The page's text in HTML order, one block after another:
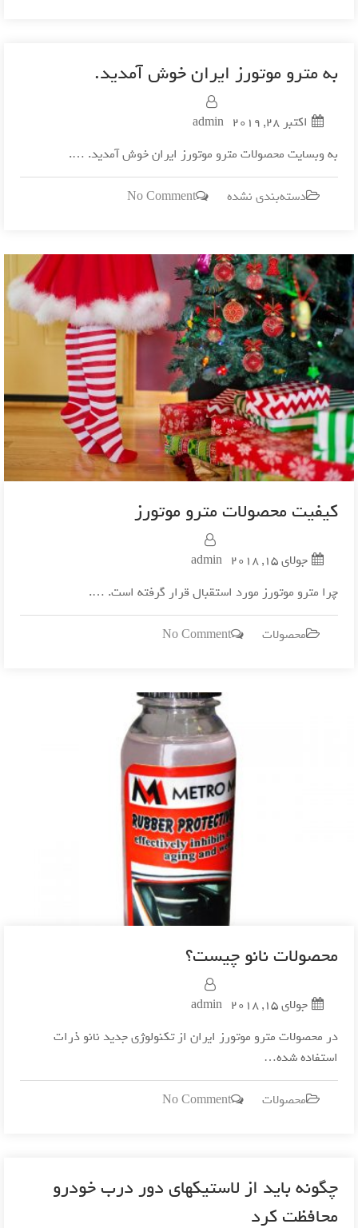
به مترو موتورز ایران خوش آمدید.
اکتبر 28, 2019
admin
به وبسایت محصولات مترو موتورز ایران خوش آمدید. ….
دسته‌بندی نشده No Comment
موتورز
آمدید.
کیفیت محصولات مترو موتورز
جولای 15, 2018
admin
چرا مترو موتورز مورد استقبال قرار گرفته است. ….
محصولات No Comment
مترو
موتورز
محصولات نانو چیست؟
جولای 15, 2018
admin
در محصولات مترو موتورز ایران از تکنولوژی جدید نانو ذرات
استفاده شده…
محصولات No Comment
چگونه باید از لاستیکهای دور درب خودرو
محافظت کرد